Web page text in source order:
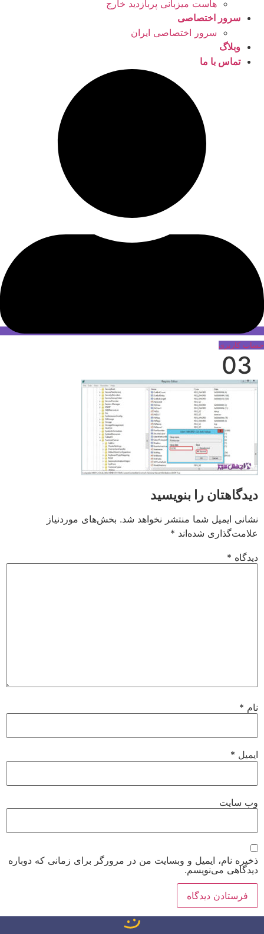
هاست میزبانی پربازدید خارج
سرور اختصاصی
سرور اختصاصی ایران
وبلاگ
تماس با ما
حساب کاربری
03
دیدگاهتان را بنویسید
نشانی ایمیل شما منتشر نخواهد شد. بخش‌های موردنیاز
علامت‌گذاری شده‌اند *
دیدگاه *
نام *
ایمیل *
وب‌ سایت
ذخیره نام، ایمیل و وبسایت من در مرورگر برای زمانی که دوباره
دیدگاهی می‌نویسم.